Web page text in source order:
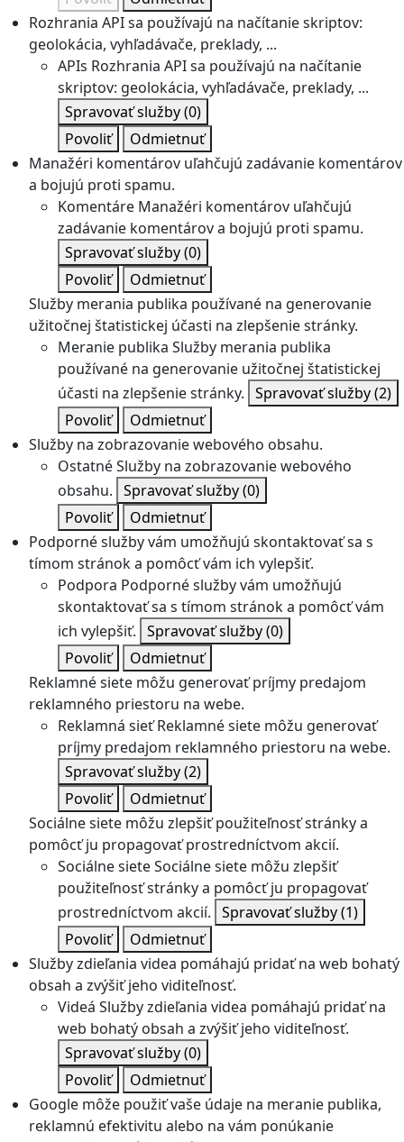
Rozhrania API sa používajú na načítanie skriptov:
geolokácia, vyhľadávače, preklady, ...
APIs Rozhrania API sa používajú na načítanie
skriptov: geolokácia, vyhľadávače, preklady, ...
Spravovať služby(0)
Povoliť
Odmietnuť
Manažéri komentárov uľahčujú zadávanie komentárov
a bojujú proti spamu.
Komentáre Manažéri komentárov uľahčujú
zadávanie komentárov a bojujú proti spamu.
Spravovať služby(0)
Povoliť
Odmietnuť
Služby merania publika používané na generovanie
užitočnej štatistickej účasti na zlepšenie stránky.
Meranie publika Služby merania publika
používané na generovanie užitočnej štatistickej
účasti na zlepšenie stránky. Spravovať služby(2)
Povoliť
Odmietnuť
Služby na zobrazovanie webového obsahu.
OstatnéSlužby na zobrazovanie webového
obsahu. Spravovať služby(0)
Povoliť
Odmietnuť
Podporné služby vám umožňujú skontaktovať sa s
tímom stránok a pomôcť vám ich vylepšiť.
Podpora Podporné služby vám umožňujú
skontaktovať sa s tímom stránok a pomôcť vám
ich vylepšiť. Spravovať služby(0)
Povoliť
Odmietnuť
Reklamné siete môžu generovať príjmy predajom
reklamného priestoru na webe.
Reklamná sieť Reklamné siete môžu generovať
príjmy predajom reklamného priestoru na webe.
Spravovať služby(2)
Povoliť
Odmietnuť
Sociálne siete môžu zlepšiť použiteľnosť stránky a
pomôcť ju propagovať prostredníctvom akcií.
Sociálne sieteSociálne siete môžu zlepšiť
použiteľnosť stránky a pomôcť ju propagovať
prostredníctvom akcií. Spravovať služby(1)
Povoliť
Odmietnuť
Služby zdieľania videa pomáhajú pridať na web bohatý
obsah a zvýšiť jeho viditeľnosť.
Videá Služby zdieľania videa pomáhajú pridať na
web bohatý obsah a zvýšiť jeho viditeľnosť.
Spravovať služby(0)
Povoliť
Odmietnuť
Google môže použiť vaše údaje na meranie publika,
reklamnú efektivitu alebo na vám ponúkanie